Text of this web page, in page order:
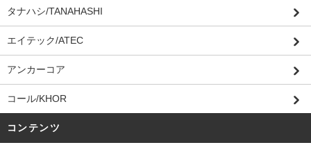
タナハシ/TANAHASHI
エイテック/ATEC
アンカーコア
コール/KHOR
コンテンツ